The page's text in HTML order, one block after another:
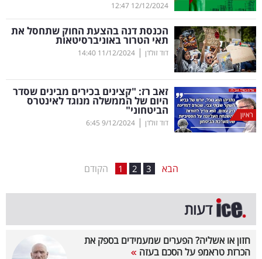
רכב
בריאות
תרבות
ופנאי
תיירות
המילון
הכלכלי
פודקאסט
12/12/2024
12:47
הכנסת דנה בהצעת החוק שתחסל את
תאי הטרור באוניברסיטאות
דוד זולדן |
11/12/2024
14:40
ראיון
זאב רז: "קצינים בכירים מבינים שסדר
היום של הממשלה מנוגד לאינטרס
הביטחוני"
דוד זולדן |
9/12/2024
6:45
הקודם 1 2 3 הבא
דעות
חזון או אשליה? הפערים שמעמידים בספק את
הכרזת טראמפ על הסכם בעזה